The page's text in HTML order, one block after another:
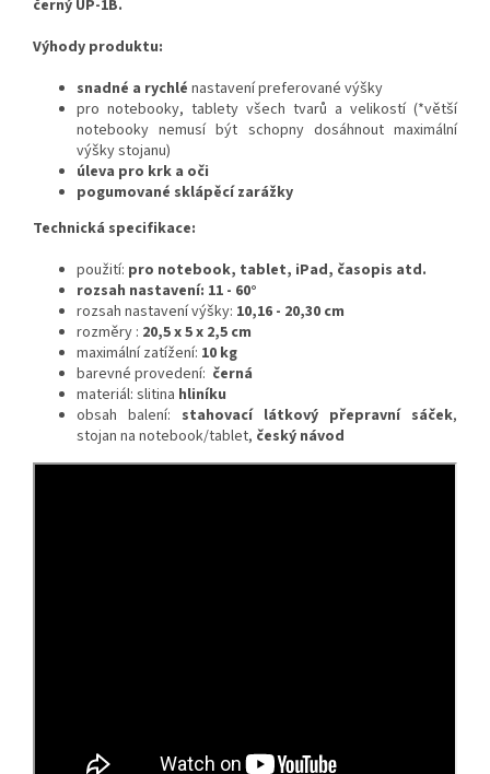
černý UP-1B.
Výhody produktu:
snadné a rychlé nastavení preferované výšky
pro notebooky, tablety všech tvarů a velikostí (*větší
notebooky nemusí být schopny dosáhnout maximální
výšky stojanu)
úleva pro krk a oči
pogumované sklápěcí zarážky
Technická specifikace:
použití: pro notebook, tablet, iPad, časopis atd.
rozsah nastavení: 11 - 60°
rozsah nastavení výšky: 10,16 - 20,30 cm
rozměry : 20,5 x 5 x 2,5 cm
maximální zatížení: 10 kg
barevné provedení: černá
materiál: slitina hliníku
obsah balení: stahovací látkový přepravní sáček,
stojan na notebook/tablet, český návod